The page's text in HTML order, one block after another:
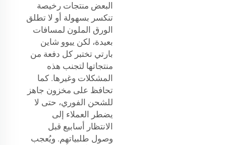
البعض منتجات رخيصة
تنكسر بسهولة أو لا تطلق
الورق الملون لمسافات
بعيدة، لكن ييوو شاين
بارتي تختبر كل دفعة من
منتجاتها لتجنب هذه
المشكلات وغيرها. كما
تحافظ على مخزون جاهز
للشحن الفوري، حتى لا
يضطر العملاء إلى
الانتظار أسابيع قبل
وصول طلبياتهم. ويُعجب